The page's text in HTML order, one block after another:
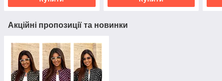
Акційні пропозиції та новинки